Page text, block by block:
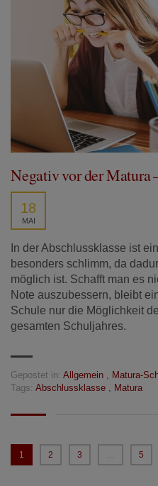
Negativ vor der Matura
18
MAI
In der Abschlussklasse ist
besonders schlimm, da
möglich ist. Schafft man es
Note auszubessern, bleibt
Schule nur die Möglichkeit
gesamten Schuljahres.
Gepostet in: Allgemein , Matura-
Tags: Abschlussklasse , Matura
1 2 3 … 5